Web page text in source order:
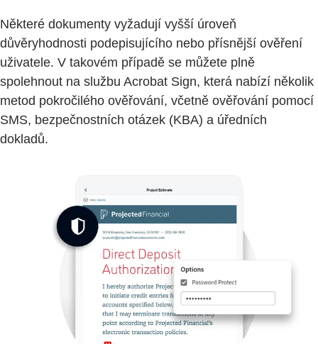
Některé dokumenty vyžadují vyšší úroveň
důvěryhodnosti podepisujícího nebo přísnější ověření
uživatele. V takovém případě se můžete plně
spolehnout na službu Acrobat Sign, která nabízí několik
metod pokročilého ověřování, včetně ověřování pomocí
SMS, bezpečnostních otázek (KBA) a úředních
dokladů.